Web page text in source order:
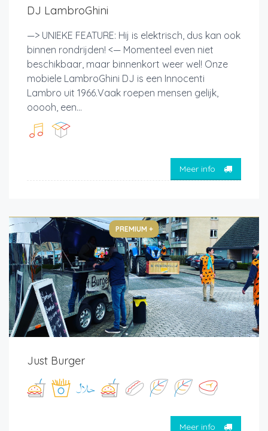
DJ LambroGhini
—> UNIEKE FEATURE: Hij is elektrisch, dus kan ook
binnen rondrijden! <— Momenteel even niet
beschikbaar, maar binnenkort weer wel! Onze
mobiele LambroGhini DJ is een Innocenti
Lambro uit 1966.Vaak roepen mensen gelijk,
ooooh, een...
Meer info
PREMIUM +
Just Burger
Meer info